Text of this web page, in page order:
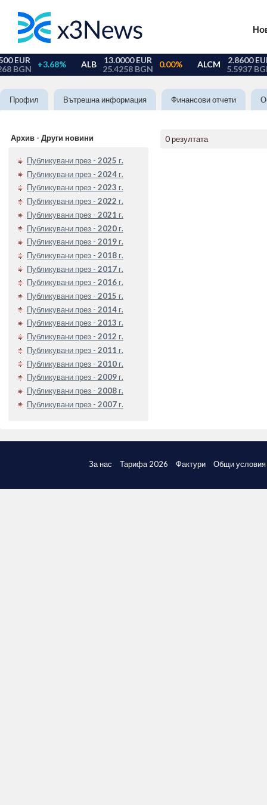
Профил Вътрешна информация Финансови отчети
Архив - Други новини
Публикувани през - 2025 г.
Публикувани през - 2024 г.
Публикувани през - 2023 г.
Публикувани през - 2022 г.
Публикувани през - 2021 г.
Публикувани през - 2020 г.
Публикувани през - 2019 г.
Публикувани през - 2018 г.
Публикувани през - 2017 г.
Публикувани през - 2016 г.
Публикувани през - 2015 г.
Публикувани през - 2014 г.
Публикувани през - 2013 г.
Публикувани през - 2012 г.
Публикувани през - 2011 г.
Публикувани през - 2010 г.
Публикувани през - 2009 г.
Публикувани през - 2008 г.
Публикувани през - 2007 г.
0 резултата
За нас Тарифа 2026 Фактури Общи условия